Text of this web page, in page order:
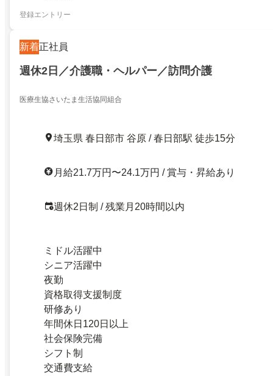
登録エントリー
新着正社員
週休2日／介護職・ヘルパー／訪問介護
医療生協さいたま生活協同組合
埼玉県 春日部市 谷原 / 春日部駅 徒歩15分
月給21.7万円〜24.1万円 / 賞与・昇給あり
週休2日制 / 残業月20時間以内
ミドル活躍中
シニア活躍中
夜勤
資格取得支援制度
研修あり
年間休日120日以上
社会保険完備
シフト制
交通費支給